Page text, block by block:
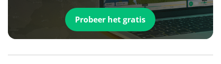
Probeer het gratis